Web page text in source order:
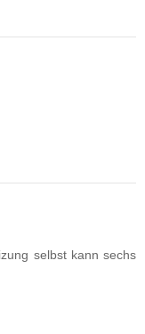
selbst kann sechs